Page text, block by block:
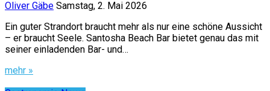
Oliver Gäbe Samstag, 2. Mai 2026
Ein guter Strandort braucht mehr als nur eine schöne Aussicht
– er braucht Seele. Santosha Beach Bar bietet genau das mit
seiner einladenden Bar- und…
mehr »